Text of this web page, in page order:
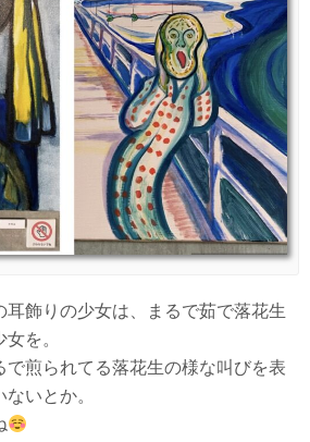
耳飾りの少女は、まるで茹で落花生
を。
で煎られてる落花生の様な叫びを表
いとか。